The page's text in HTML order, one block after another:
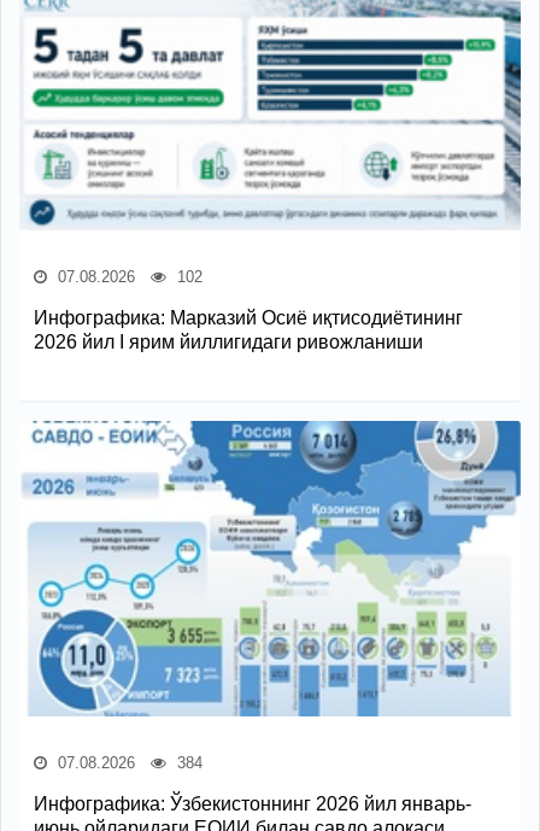
07.08.2026 102
Инфографика: Марказий Осиё иқтисодиётининг
2026 йил I ярим йиллигидаги ривожланиши
07.08.2026 384
Инфографика: Ўзбекистоннинг 2026 йил январь-